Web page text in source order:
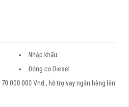
Nhập khẩu
Động cơ Diesel
Vnđ , hỗ trợ vay ngân hàng lên